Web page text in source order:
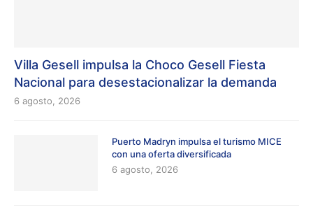
Villa Gesell impulsa la Choco Gesell Fiesta
Nacional para desestacionalizar la demanda
6 agosto, 2026
Puerto Madryn impulsa el turismo MICE
con una oferta diversificada
6 agosto, 2026